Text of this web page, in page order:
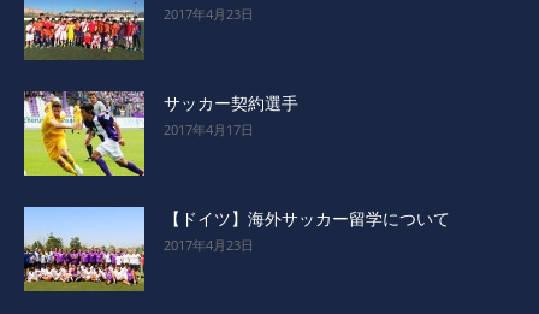
2017年4月23日
サッカー契約選手
2017年4月17日
【ドイツ】海外サッカー留学について
2017年4月23日